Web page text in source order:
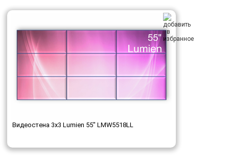
Видеостена 3x3 Lumien 55" LMW5518LL